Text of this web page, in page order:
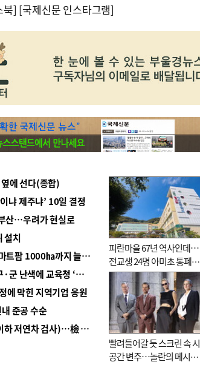
북] [국제신문 인스타그램]
에 선다(종합)
냐 제주냐’ 10일 결정
산…우려가 현실로
설치
■ 경남 농정 비전 ‘잘 사는 농촌’…스마트팜 1000㏊까지 늘린다
■ 교육혁신선도지 공모 코앞인데…구·군 난색에 교육청 ‘쩔쩔’
막힌 지역기업 응원
준공 수순
■ 검사 신분 버리고 직급하향(10년 이하 저연차 검사)…檢 중수청행 기피
피란마을 67년 역사인데…
전교생 24명 아미초 통폐합
기로
빨려들어갈 듯 스크린 속 시
공간 변주…놀란의 메시지